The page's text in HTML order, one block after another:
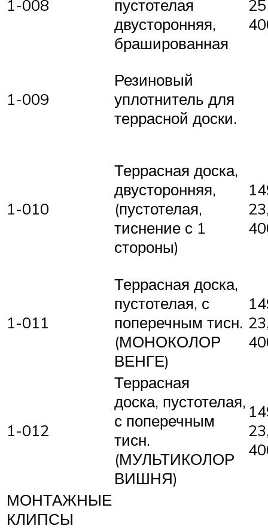
1-008
пустотелая
двусторонняя,
брашированная
1-009
Резиновый
уплотнитель для
террасной доски.
1-010
Террасная доска,
двусторонняя,
(пустотелая,
тиснение с 1
стороны)
1-011
Террасная доска,
пустотелая, с
поперечным тисн.
(МОНОКОЛОР
ВЕНГЕ)
1-012
Террасная
доска, пустотелая,
с поперечным
тисн.
(МУЛЬТИКОЛОР
ВИШНЯ)
МОНТАЖНЫЕ
КЛИПСЫ